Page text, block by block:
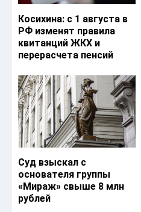
Косихина: с 1 августа в
РФ изменят правила
квитанций ЖКХ и
перерасчета пенсий
Суд взыскал с
основателя группы
«Мираж» свыше 8 млн
рублей